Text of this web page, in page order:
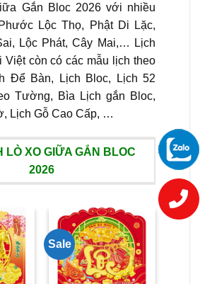
Gắn Bloc 2026 với nhiều
Lộc Thọ, Phật Di Lặc,
Lộc Phát, Cây Mai,… Lịch
còn có các mẫu lịch theo
Để Bàn, Lịch Bloc, Lịch 52
Tường, Bìa Lịch gắn Bloc,
Lịch Gỗ Cao Cấp, …
LÒ XO GIỮA GẮN BLOC
2026
Sale